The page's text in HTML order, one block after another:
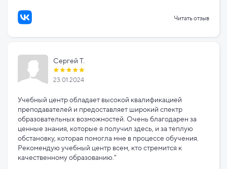
Читать отзыв
Сергей Т.
23.01.2024
Учебный центр обладает высокой квалификацией
преподавателей и предоставляет широкий спектр
образовательных возможностей. Очень благодарен за
ценные знания, которые я получил здесь, и за теплую
обстановку, которая помогла мне в процессе обучения.
Рекомендую учебный центр всем, кто стремится к
качественному образованию."